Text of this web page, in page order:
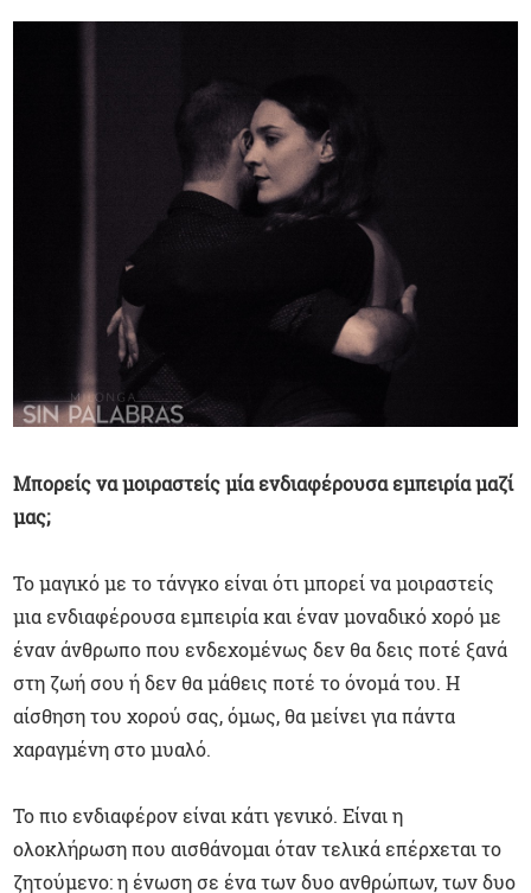
Μπορείς να μοιραστείς μία ενδιαφέρουσα εμπειρία μαζί
μας;
Το μαγικό με το τάνγκο είναι ότι μπορεί να μοιραστείς
μια ενδιαφέρουσα εμπειρία και έναν μοναδικό χορό με
έναν άνθρωπο που ενδεχομένως δεν θα δεις ποτέ ξανά
στη ζωή σου ή δεν θα μάθεις ποτέ το όνομά του. Η
αίσθηση του χορού σας, όμως, θα μείνει για πάντα
χαραγμένη στο μυαλό.
Το πιο ενδιαφέρον είναι κάτι γενικό. Είναι η
ολοκλήρωση που αισθάνομαι όταν τελικά επέρχεται το
ζητούμενο: η ένωση σε ένα των δυο ανθρώπων, των δυο